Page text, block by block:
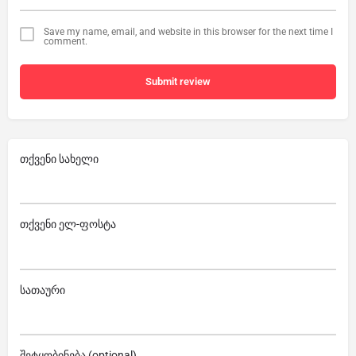
Save my name, email, and website in this browser for the next time I
comment.
Submit review
თქვენი სახელი
თქვენი ელ-ფოსტა
სათაური